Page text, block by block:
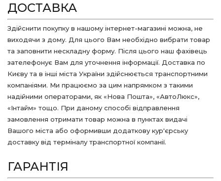
ДОСТАВКА
Здійснити покупку в нашому інтернет-магазині можна, не
виходячи з дому. Для цього Вам необхідно вибрати товар
та заповнити нескладну форму. Після цього наш фахівець
зателефонує Вам для уточнення інформації. Доставка по
Києву та в інші міста України здійснюється транспортними
компаніями. Ми працюємо за цим напрямком з такими
надійними операторами, як «Нова Пошта», «АвтоЛюкс»,
«Інтайм» тощо. При даному способі відправлення
замовлення отримати товар можна в пунктах видачі
Вашого міста або оформивши додаткову кур'єрську
доставку від терміналу транспортної компанії.
ГАРАНТІЯ